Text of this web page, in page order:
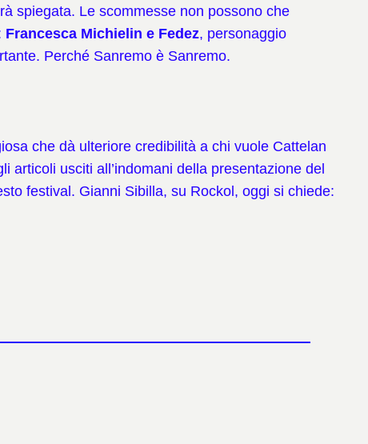
spiegata. Le scommesse non possono che
Francesca Michielin e Fedez, personaggio
Perché Sanremo è Sanremo.
che dà ulteriore credibilità a chi vuole Cattelan
articoli usciti all’indomani della presentazione del
festival. Gianni Sibilla, su Rockol, oggi si chiede: